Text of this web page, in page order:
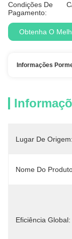
Condições De
Pagamento:
Obtenha O
Informações
Lugar De Origem:
Nome Do
Eficiência Global: